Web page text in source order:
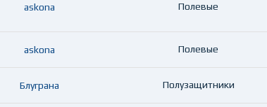
askona Полевые
askona Полевые
Блуграна Полузащитники